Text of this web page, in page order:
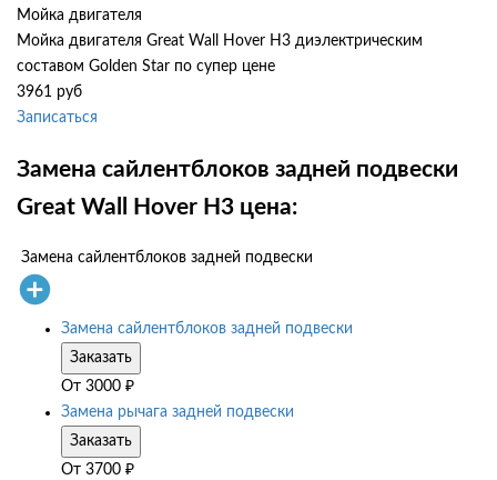
Мойка двигателя
Мойка двигателя Great Wall Hover H3 диэлектрическим
составом Golden Star по супер цене
3961 руб
Записаться
Замена сайлентблоков задней подвески
Great Wall Hover H3 цена:
Замена сайлентблоков задней подвески
Замена сайлентблоков задней подвески
Заказать
От 3000 ₽
Замена рычага задней подвески
Заказать
От 3700 ₽